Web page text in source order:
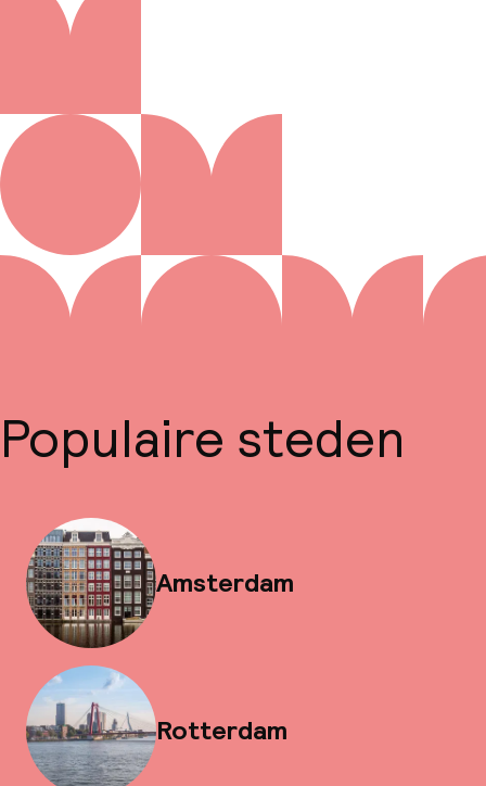
Populaire steden
Amsterdam
Rotterdam